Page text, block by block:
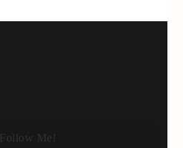
Follow Me!